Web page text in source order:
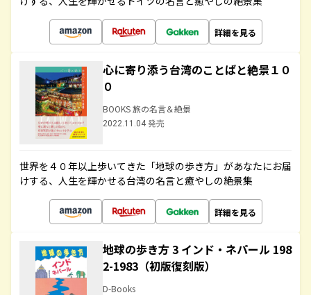
詳細を見る
心に寄り添う台湾のことばと絶景１０
０
BOOKS 旅の名言＆絶景
2022.11.04 発売
世界を４０年以上歩いてきた「地球の歩き方」があなたにお届
けする、人生を輝かせる台湾の名言と癒やしの絶景集
詳細を見る
地球の歩き方 3 インド・ネパール 198
2-1983（初版復刻版）
D-Books